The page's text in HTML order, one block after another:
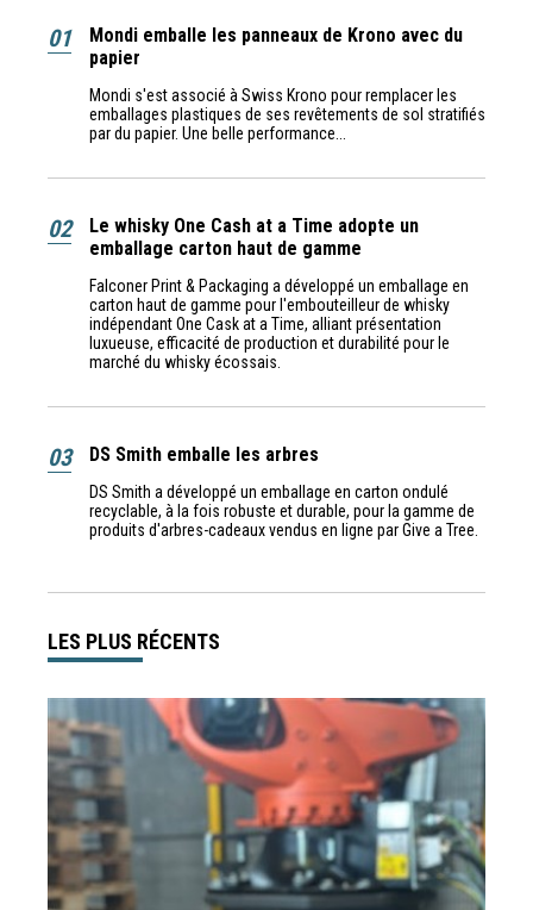
01
Mondi emballe les panneaux de Krono avec du
papier
Mondi s'est associé à Swiss Krono pour remplacer les
emballages plastiques de ses revêtements de sol stratifiés
par du papier. Une belle performance...
02
Le whisky One Cash at a Time adopte un
emballage carton haut de gamme
Falconer Print & Packaging a développé un emballage en
carton haut de gamme pour l'embouteilleur de whisky
indépendant One Cask at a Time, alliant présentation
luxueuse, efficacité de production et durabilité pour le
marché du whisky écossais.
03 DS Smith emballe les arbres
DS Smith a développé un emballage en carton ondulé
recyclable, à la fois robuste et durable, pour la gamme de
produits d'arbres-cadeaux vendus en ligne par Give a Tree.
LES PLUS RÉCENTS